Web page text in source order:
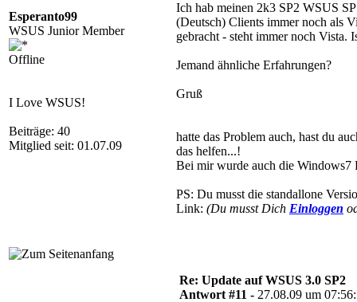
Esperanto99
WSUS Junior Member
Offline
I Love WSUS!
Beiträge: 40
Mitglied seit: 01.07.09
Ich hab meinen 2k3 SP2 WSUS
(Deutsch) Clients immer noch als
gebracht - steht immer noch
Jemand ähnliche Erfahrungen?
Gruß
hatte das Problem auch, hast du
das helfen...!
Bei mir wurde auch die Windows7
PS: Du musst die standallone
Link: (Du musst Dich Einloggen
Re: Update auf WSUS 3.0 SP2
Antwort #11 - 27.08.09 um